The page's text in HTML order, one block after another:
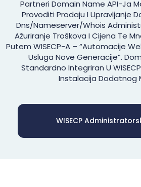
Partneri Domain Name API-Ja
Provoditi Prodaju I Upravljanje
Dns/nameserver/whois
Ažuriranje Troškova I Cijena Te
Putem WISECP-A – “automacije
Usluga Nove Generacije”.
Standardno Integriran U
Instalacija Dodatnog
WISECP